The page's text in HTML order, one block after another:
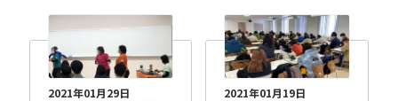
2021年01月29日 2021年01月19日